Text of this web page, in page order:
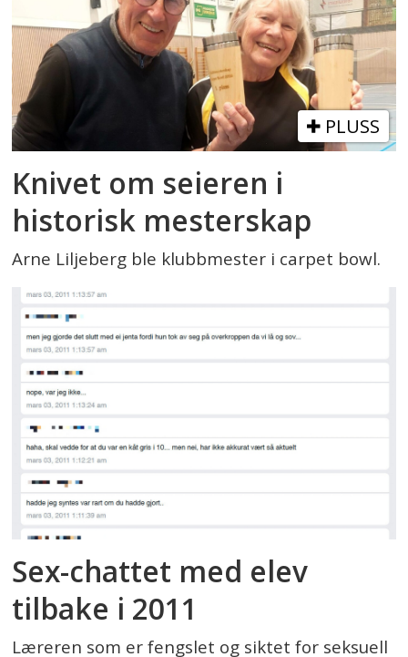
PLUSS
Knivet om seieren i
historisk mesterskap
Arne Liljeberg ble klubbmester i carpet bowl.
Sex-chattet med elev
tilbake i 2011
Læreren som er fengslet og siktet for seksuell